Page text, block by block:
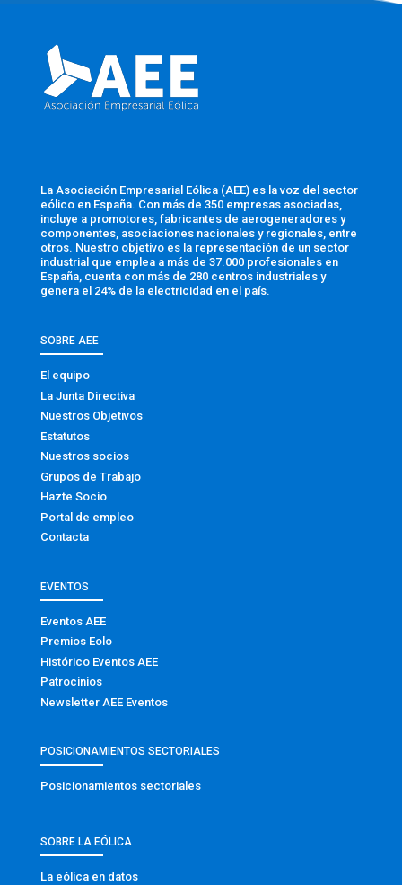
La Asociación Empresarial Eólica (AEE) es la voz del sector
eólico en España. Con más de 350 empresas asociadas,
incluye a promotores, fabricantes de aerogeneradores y
componentes, asociaciones nacionales y regionales, entre
otros. Nuestro objetivo es la representación de un sector
industrial que emplea a más de 37.000 profesionales en
España, cuenta con más de 280 centros industriales y
genera el 24% de la electricidad en el país.
SOBRE AEE
El equipo
La Junta Directiva
Nuestros Objetivos
Estatutos
Nuestros socios
Grupos de Trabajo
Hazte Socio
Portal de empleo
Contacta
EVENTOS
Eventos AEE
Premios Eolo
Histórico Eventos AEE
Patrocinios
Newsletter AEE Eventos
POSICIONAMIENTOS SECTORIALES
Posicionamientos sectoriales
SOBRE LA EÓLICA
La eólica en datos